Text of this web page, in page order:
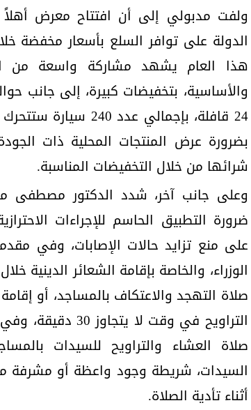
الدولة على توافر السلع بأسعار مخفضة
هذا العام يشهد مشاركة واسعة من
24 قافلة، بإجمالي
بضرورة عرض المنتجات المحلية ذات
شرائها من خلال التخفيضات المناسبة.
وعلى جانب آخر، شدد الدكتور مصطفى
ضرورة التطبيق الحاسم للإجراءات
على منع تزايد حالات الإصابات، وفي
الوزراء، والخاصة بإقامة الشعائر الدينية
صلاة التهجد والاعتكاف بالمساجد، أو إقامة
التراويح في وقت
صلاة العشاء والتراويح للسيدات
السيدات، شريطة وجود واعظة أو مشرفة
أثناء تأدية الصلاة.